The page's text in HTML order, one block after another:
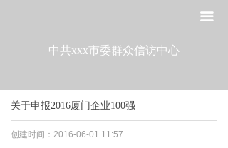
中共xxx市委群众信访中心
끀
走进工委
宣传教育
创建时间： 2016-06-01 11:57
关于申报2016厦门企业100强